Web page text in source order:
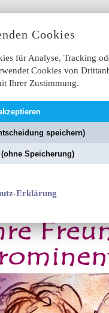
Cookies
für Analyse, Tracking
Cookies von
Ihrer Zustimmung.
speichern)
Speicherung)
Erklärung